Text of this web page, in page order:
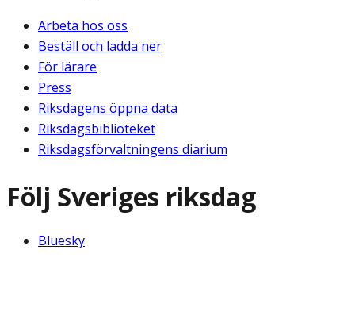
Arbeta hos oss
Beställ och ladda ner
För lärare
Press
Riksdagens öppna data
Riksdagsbiblioteket
Riksdagsförvaltningens diarium
Följ Sveriges riksdag
Bluesky